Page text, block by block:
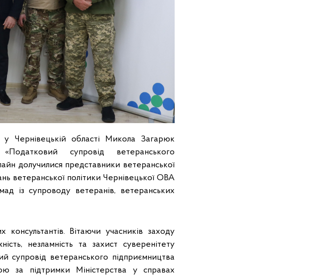
Чернівецькій області Микола Загарюк
супровід ветеранського
долучилися представники ветеранської
ветеранської політики Чернівецької ОВА
із супроводу ветеранів, ветеранських
Вітаючи учасників заходу
незламність та захист суверенітету
супровід ветеранського підприємництва
за підтримки Міністерства у справах